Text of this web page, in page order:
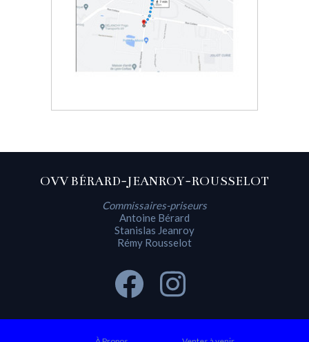
OVV BÉRARD-JEANROY-ROUSSELOT
Commissaires-priseurs
Antoine Bérard
Stanislas Jeanroy
Rémy Rousselot